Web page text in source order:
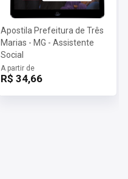
Apostila Prefeitura de Três
Marias - MG - Assistente
Social
A partir de
R$ 34,66